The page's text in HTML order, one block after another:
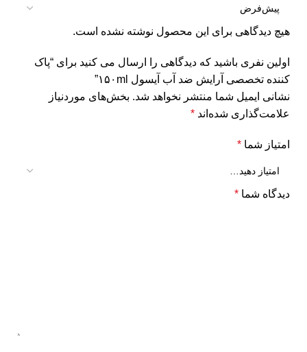
هیچ دیدگاهی برای این محصول نوشته نشده است.
اولین نفری باشید که دیدگاهی را ارسال می کنید برای “پاک
کننده تخصصی آرایش ضد آب آیسول ۱۵۰ml”
نشانی ایمیل شما منتشر نخواهد شد. بخش‌های موردنیاز
علامت‌گذاری شده‌اند *
امتیاز شما *
دیدگاه شما *